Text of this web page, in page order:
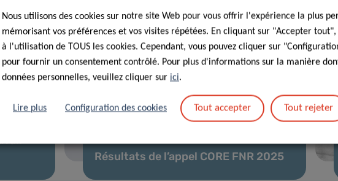
Résultats de l’appel CORE FNR 2025
Nous utilisons des cookies sur notre site Web pour vous offrir l'expérience la plus
mémorisant vos préférences et vos visites répétées. En cliquant sur "Accepter tout",
à l'utilisation de TOUS les cookies. Cependant, vous pouvez cliquer sur
pour fournir un consentement contrôlé. Pour plus d'informations sur la manière
données personnelles, veuillez cliquer sur ici.
Lire plus Configuration des cookies Tout accepter Tout rejeter